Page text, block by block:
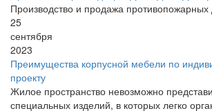
Производство и продажа
25
сентября
2023
Преимущества корпусной мебели по
проекту
Жилое пространство невозможно
специальных изделий, в которых легко